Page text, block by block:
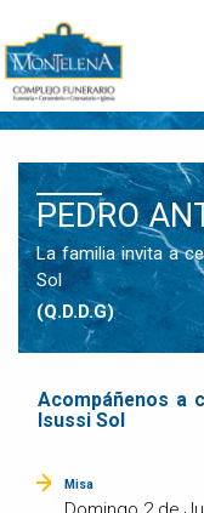
PEDRO
La familia invita a
Sol
(Q.D.D.G)
Acompáñenos a
Isussi Sol
Misa